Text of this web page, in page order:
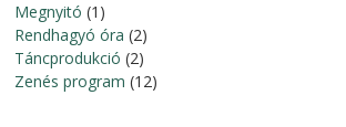
Megnyitó (1)
Rendhagyó óra (2)
Táncprodukció (2)
Zenés program (12)